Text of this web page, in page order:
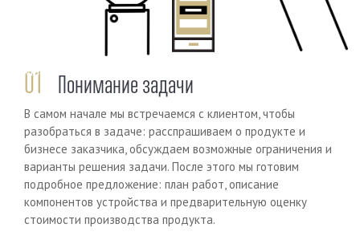
01 Понимание задачи
В самом начале мы встречаемся с клиентом, чтобы
разобраться в задаче: расспрашиваем о продукте и
бизнесе заказчика, обсуждаем возможные ограничения и
варианты решения задачи. После этого мы готовим
подробное предложение: план работ, описание
компонентов устройства и предварительную оценку
стоимости производства продукта.
Previous